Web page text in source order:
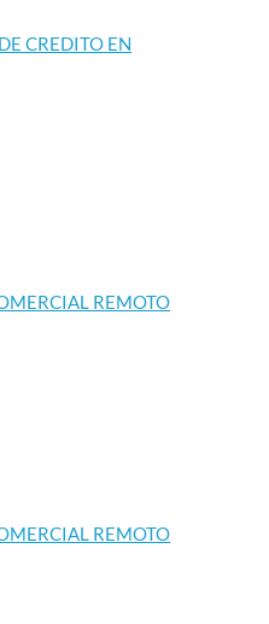
CREDITO EN
REMOTO
REMOTO